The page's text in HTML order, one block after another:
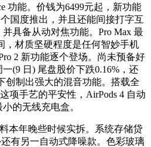
功能。价钱为6499元起，新功能
国度推出，并且还能间接打字互
具备从动对焦功能。Pro Max 最
，材质坚硬程度是任何智妙手机
2 新功能逐个登场。尚未预备好
(9 日) 尾盘股价下跌0.16%，还
创制出强大的混音功能。搭载全
项手艺的平安性，AirPods 4 自动
的无线充电盒。
年晚些时候实拆。系统存储贷
有另一自动式降噪款。色彩玻璃